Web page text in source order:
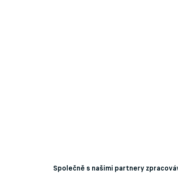
Společně s našimi partnery